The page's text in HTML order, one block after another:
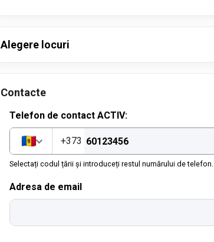
Alegere locuri
Contacte
Telefon de contact ACTIV:
MD +373
Selectați codul țării și introduceți restul numărului de telefon.
Adresa de email